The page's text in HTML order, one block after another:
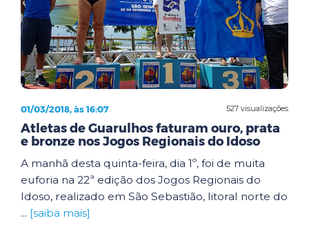
527 visualizações
01/03/2018, às 16:07
Atletas de Guarulhos faturam ouro, prata
e bronze nos Jogos Regionais do Idoso
A manhã desta quinta-feira, dia 1º, foi de muita
euforia na 22ª edição dos Jogos Regionais do
Idoso, realizado em São Sebastião, litoral norte do
... [saiba mais]